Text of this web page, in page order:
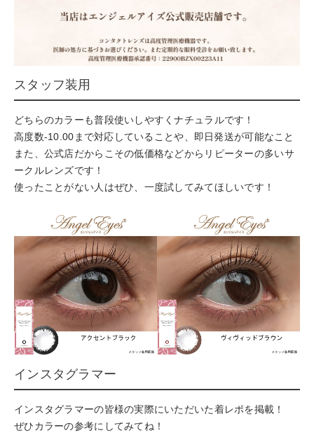
スタッフ装用
どちらのカラーも普段使いしやすくナチュラルです！
高度数-10.00まで対応していることや、即日発送が可能なこと
また、公式店だからこその低価格などからリピーターの多いサ
ークルレンズです！
使ったことがない人はぜひ、一度試してみてほしいです！
インスタグラマー
インスタグラマーの皆様の実際にいただいた着レポを掲載！
ぜひカラーの参考にしてみてね！